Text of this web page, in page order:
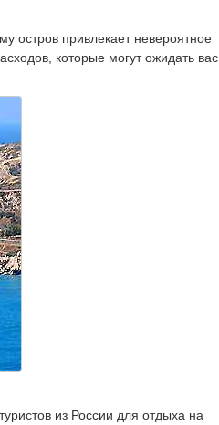
остров привлекает невероятное
которые могут ожидать вас
из России для отдыха на